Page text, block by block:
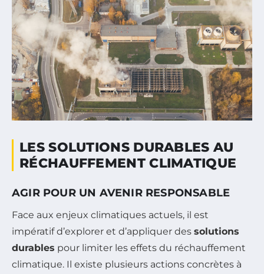
LES SOLUTIONS DURABLES AU
RÉCHAUFFEMENT CLIMATIQUE
AGIR POUR UN AVENIR RESPONSABLE
Face aux enjeux climatiques actuels, il est
impératif d’explorer et d’appliquer des solutions
durables pour limiter les effets du réchauffement
climatique. Il existe plusieurs actions concrètes à